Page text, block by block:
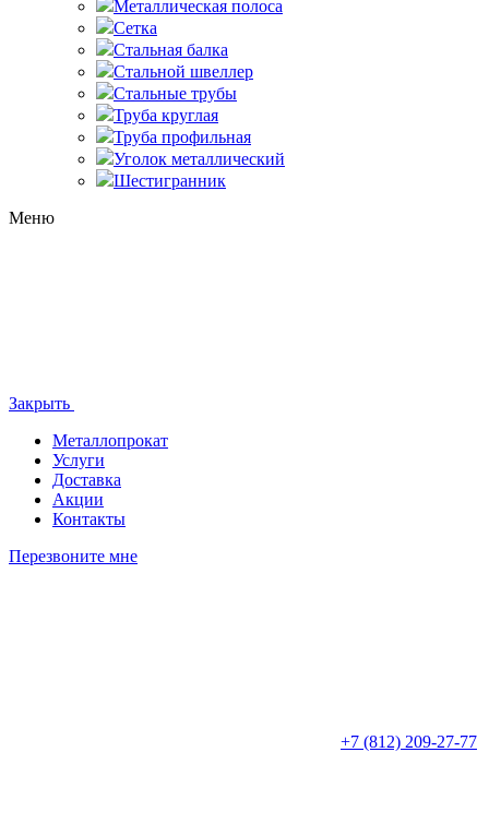
Металлическая полоса
Сетка
Стальная балка
Стальной швеллер
Стальные трубы
Труба круглая
Труба профильная
Уголок металлический
Шестигранник
Меню
Закрыть
Металлопрокат
Услуги
Доставка
Акции
Контакты
Перезвоните мне
+7 (812) 209-27-77